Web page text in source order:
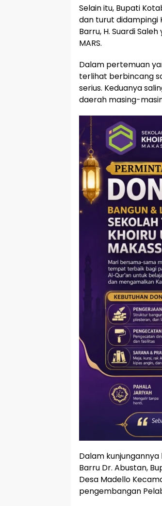
Selain itu, Bupati
dan turut didampingi
Barru, H. Suardi
MARS.
Dalam pertemuan
terlihat berbincang
serius. Keduanya
daerah masing-
Dalam kunjungannya
Barru Dr. Abustan,
Desa Madello
pengembangan